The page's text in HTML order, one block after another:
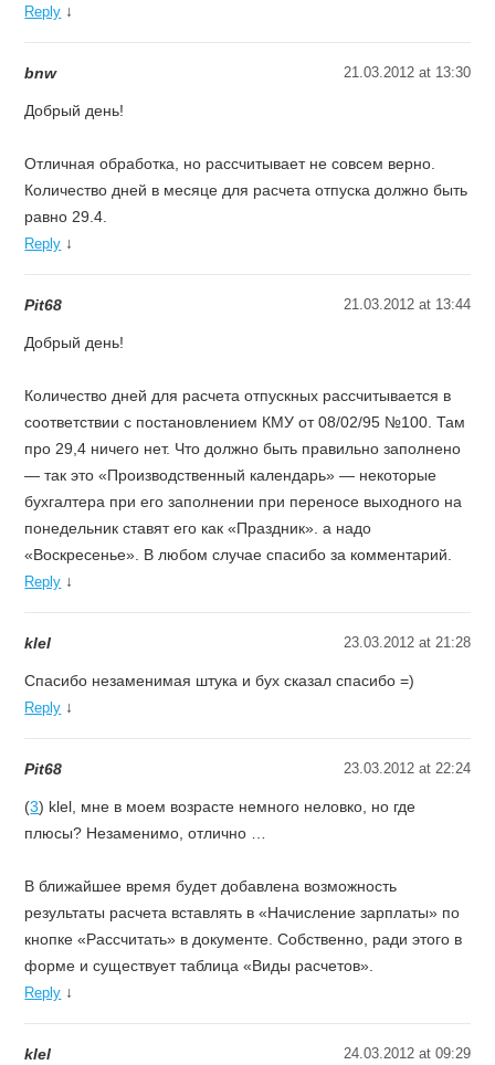
Reply ↓
bnw 21.03.2012 at 13:30
Добрый день!
Отличная обработка, но рассчитывает не совсем верно.
Количество дней в месяце для расчета отпуска должно быть
равно 29.4.
Reply ↓
Pit68 21.03.2012 at 13:44
Добрый день!
Количество дней для расчета отпускных рассчитывается в
соответствии с постановлением КМУ от 08/02/95 №100. Там
про 29,4 ничего нет. Что должно быть правильно заполнено
— так это «Производственный календарь» — некоторые
бухгалтера при его заполнении при переносе выходного на
понедельник ставят его как «Праздник». а надо
«Воскресенье». В любом случае спасибо за комментарий.
Reply ↓
klel 23.03.2012 at 21:28
Спасибо незаменимая штука и бух сказал спасибо =)
Reply ↓
Pit68 23.03.2012 at 22:24
(3) klel, мне в моем возрасте немного неловко, но где
плюсы? Незаменимо, отлично …
В ближайшее время будет добавлена возможность
результаты расчета вставлять в «Начисление зарплаты» по
кнопке «Рассчитать» в документе. Собственно, ради этого в
форме и существует таблица «Виды расчетов».
Reply ↓
klel 24.03.2012 at 09:29